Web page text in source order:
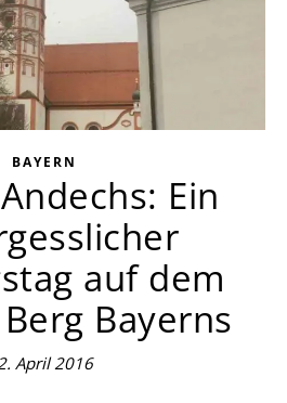
BAYERN
Ein
auf dem
Bayerns
April 2016